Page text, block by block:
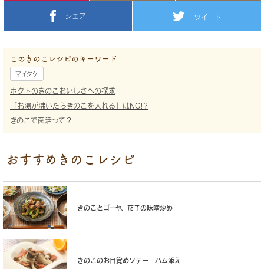
シェア ツイート
このきのこレシピのキーワード
マイタケ
ホクトのきのこおいしさへの探求
「お湯が沸いたらきのこを入れる」はNG!?
きのこで菌活って？
おすすめきのこレシピ
きのことゴーヤ、茄子の味噌炒め
きのこのお目覚めソテー ハム添え